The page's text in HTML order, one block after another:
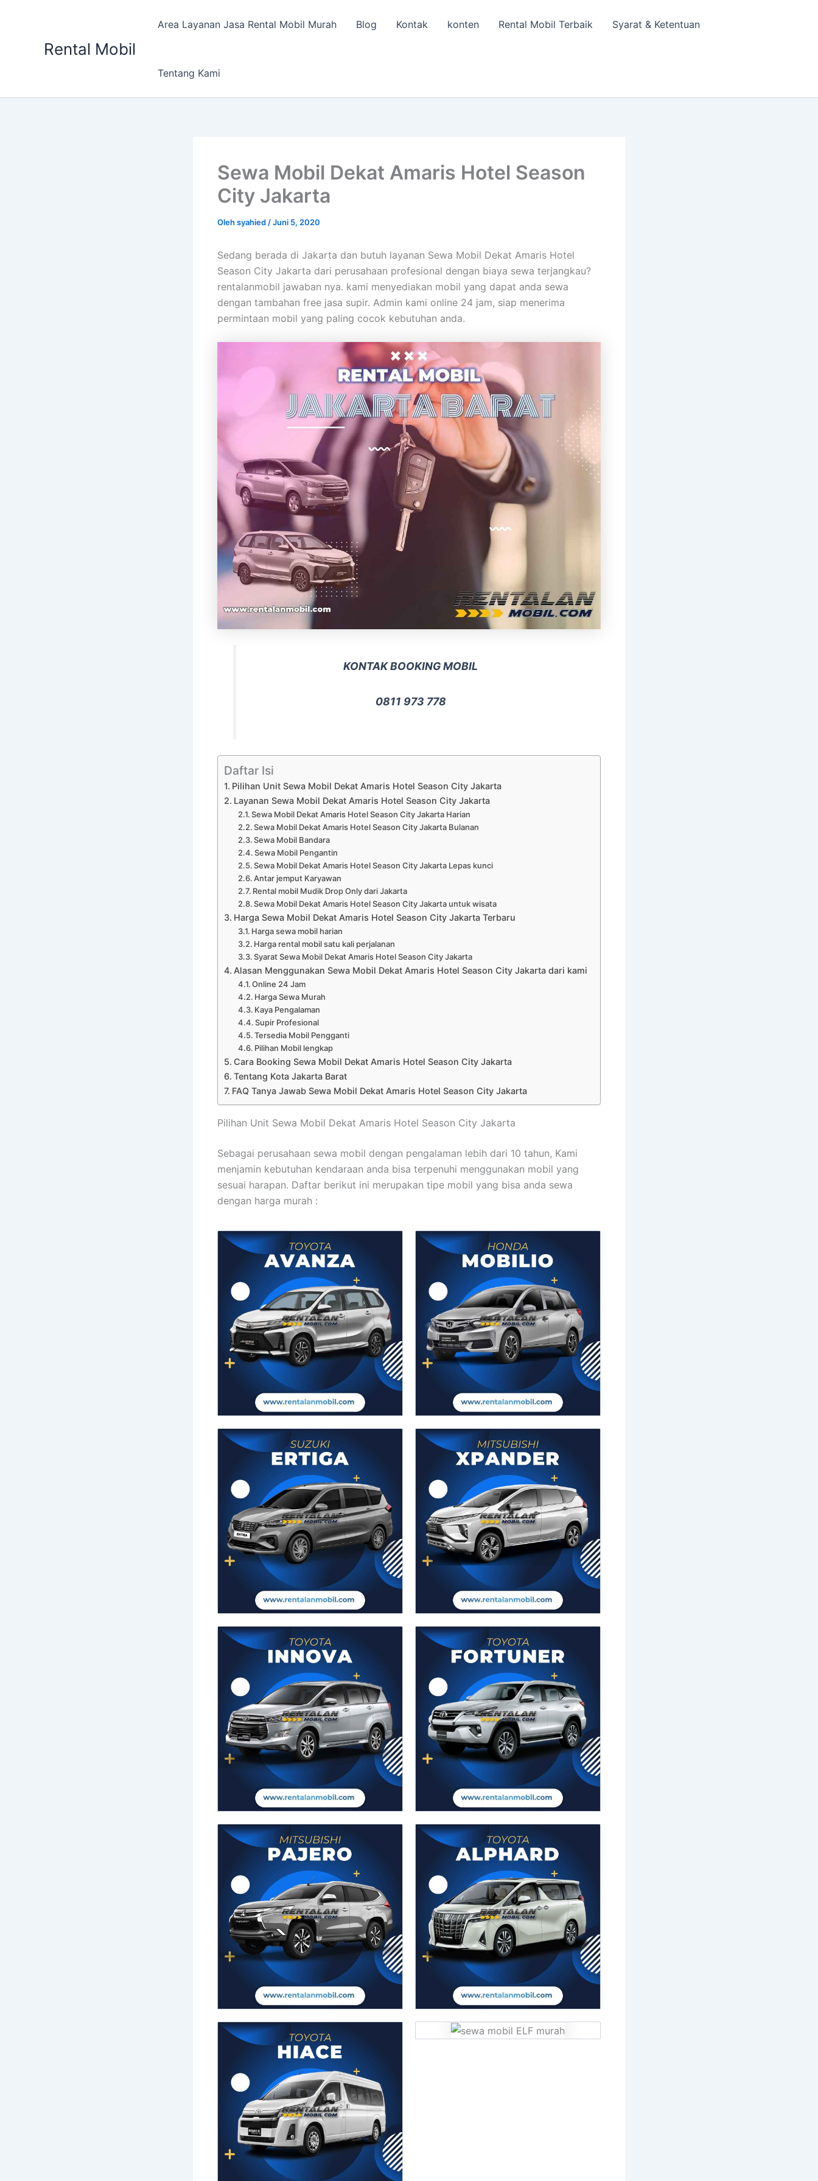
Rental Mobil
Area Layanan Jasa Rental Mobil Murah Blog Kontak konten Rental Mobil Terbaik Syarat & Ketentuan
Tentang Kami
Sewa Mobil Dekat Amaris Hotel Season
City Jakarta
Olehsyahied /Juni 5, 2020
Sedang berada di Jakarta dan butuh layanan Sewa Mobil Dekat Amaris Hotel
Season City Jakarta dari perusahaan profesional dengan biaya sewa terjangkau?
rentalanmobil jawaban nya. kami menyediakan mobil yang dapat anda sewa
dengan tambahan free jasa supir. Admin kami online 24 jam, siap menerima
permintaan mobil yang paling cocok kebutuhan anda.
KONTAK BOOKING MOBIL
0811 973 778
Daftar Isi
Pilihan Unit Sewa Mobil Dekat Amaris Hotel Season City Jakarta
Layanan Sewa Mobil Dekat Amaris Hotel Season City Jakarta
Sewa Mobil Dekat Amaris Hotel Season City Jakarta Harian
Sewa Mobil Dekat Amaris Hotel Season City Jakarta Bulanan
Sewa Mobil Bandara
Sewa Mobil Pengantin
Sewa Mobil Dekat Amaris Hotel Season City Jakarta Lepas kunci
Antar jemput Karyawan
Rental mobil Mudik Drop Only dari Jakarta
Sewa Mobil Dekat Amaris Hotel Season City Jakarta untuk wisata
Harga Sewa Mobil Dekat Amaris Hotel Season City Jakarta Terbaru
Harga sewa mobil harian
Harga rental mobil satu kali perjalanan
Syarat Sewa Mobil Dekat Amaris Hotel Season City Jakarta
Alasan Menggunakan Sewa Mobil Dekat Amaris Hotel Season City Jakarta dari kami
Online 24 Jam
Harga Sewa Murah
Kaya Pengalaman
Supir Profesional
Tersedia Mobil Pengganti
Pilihan Mobil lengkap
Cara Booking Sewa Mobil Dekat Amaris Hotel Season City Jakarta
Tentang Kota Jakarta Barat
FAQ Tanya Jawab Sewa Mobil Dekat Amaris Hotel Season City Jakarta
Pilihan Unit Sewa Mobil Dekat Amaris Hotel Season City Jakarta
Sebagai perusahaan sewa mobil dengan pengalaman lebih dari 10 tahun, Kami
menjamin kebutuhan kendaraan anda bisa terpenuhi menggunakan mobil yang
sesuai harapan. Daftar berikut ini merupakan tipe mobil yang bisa anda sewa
dengan harga murah :